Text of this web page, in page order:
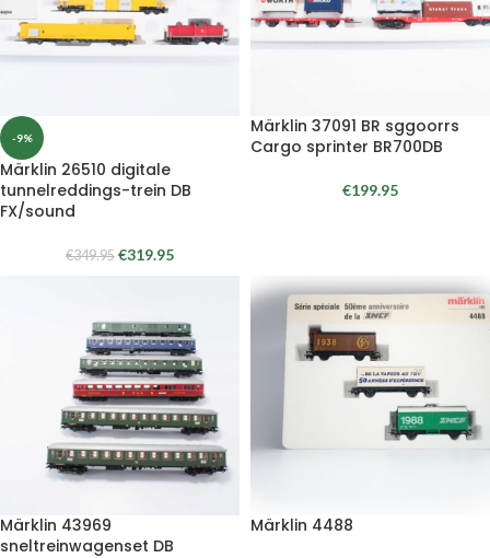
-9%
Märklin 26510 digitale
tunnelreddings-trein DB
FX/sound
€349.95 €319.95
Märklin 37091 BR sggoorrs
Cargo sprinter BR700DB
€199.95
Märklin 43969
sneltreinwagenset DB
Märklin 4488